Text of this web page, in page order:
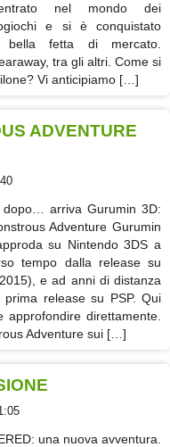
nel mondo dei
e si è conquistato
bella fetta di mercato.
tra gli altri. Come si
Vi anticipiamo […]
ADVENTURE
dopo… arriva Gurumin 3D:
Adventure Gurumin
su Nintendo 3DS a
tempo dalla release su
e ad anni di distanza
prima release su PSP. Qui
direttamente.
Adventure sui […]
una nuova avventura.